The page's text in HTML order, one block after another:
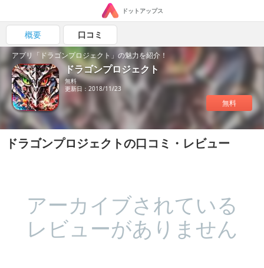
ドットアップス
概要 口コミ
アプリ「ドラゴンプロジェクト」の魅力を紹介！
ドラゴンプロジェクト
無料
更新日：2018/11/23
無料
ドラゴンプロジェクトの口コミ・レビュー
アーカイブされている
レビューがありません